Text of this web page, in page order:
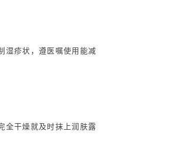
湿疹状，遵医嘱使用能减
全干燥就及时抹上润肤露